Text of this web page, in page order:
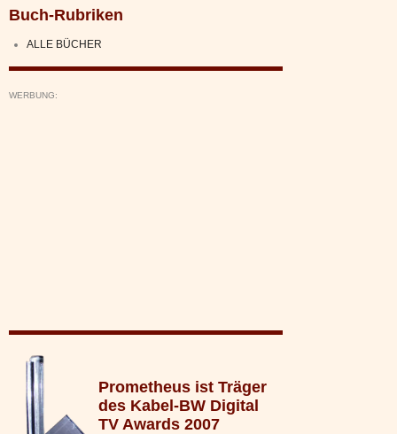
Buch-Rubriken
ALLE BÜCHER
WERBUNG:
Prometheus ist Träger
des Kabel-BW Digital
TV Awards 2007